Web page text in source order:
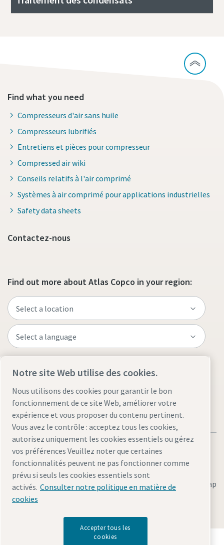
Find what you need
Compresseurs d'air sans huile
Compresseurs lubrifiés
Entretiens et pièces pour compresseur
Compressed air wiki
Conseils relatifs à l'air comprimé
Systèmes à air comprimé pour applications industrielles
Safety data sheets
Contactez-nous
Find out more about Atlas Copco in your region:
Legal & Privacy NoticesGérer les cookiesAccessibility Sitemap
© 2026 Atlas Copco AB
Découvrez comment le groupe Atlas Copco met en
Notre site Web utilise des cookies.
Nous utilisons des cookies pour garantir le bon
fonctionnement de ce site Web, améliorer votre
expérience et vous proposer du contenu pertinent.
Vous avez le contrôle : acceptez tous les cookies,
autorisez uniquement les cookies essentiels ou gérez
vos préférences Veuillez noter que certaines
fonctionnalités peuvent ne pas fonctionner comme
prévu si seuls les cookies essentiels sont
activés. Consulter notre politique en matière de
cookies
Accepter tous les
cookies